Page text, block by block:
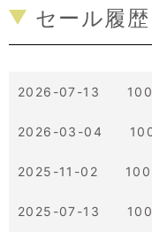
セール履歴
2026-07-13 100
2026-03-04 100
2025-11-02 100
2025-07-13 100